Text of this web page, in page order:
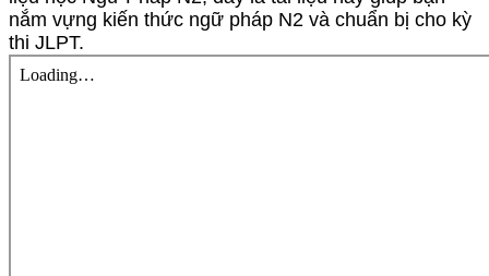
nắm vựng kiến thức ngữ pháp N2 và chuẩn bị cho kỳ
thi JLPT.